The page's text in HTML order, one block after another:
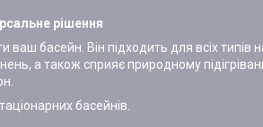
рішення
басейн. Він підходить для всіх типів
а також сприяє природному
басейнів.